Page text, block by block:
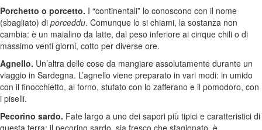
Porchetto o porcetto. I “continentali” lo conoscono con il nome
(sbagliato) di porceddu. Comunque lo si chiami, la sostanza non
cambia: è un maialino da latte, dal peso inferiore ai cinque chili o di
massimo venti giorni, cotto per diverse ore.
Agnello. Un’altra delle cose da mangiare assolutamente durante un
viaggio in Sardegna. L’agnello viene preparato in vari modi: in umido
con il finocchietto, al forno, stufato con lo zafferano e il pomodoro, con
i piselli.
Pecorino sardo. Fate largo a uno dei sapori più tipici e caratteristici di